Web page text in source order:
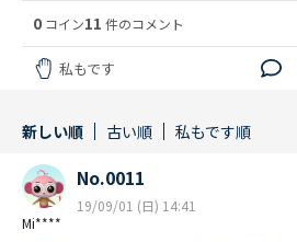
0 コイン11 件のコメント
私もです
新しい順 古い順 私もです順
Mi****
No.0011
19/09/01 (日) 14:41